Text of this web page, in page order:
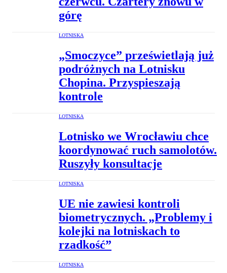
górę
LOTNISKA
„Smoczyce” prześwietlają już
podróżnych na Lotnisku
Chopina. Przyspieszają
kontrole
LOTNISKA
Lotnisko we Wrocławiu chce
koordynować ruch samolotów.
Ruszyły konsultacje
LOTNISKA
UE nie zawiesi kontroli
biometrycznych. „Problemy i
kolejki na lotniskach to
rzadkość”
LOTNISKA